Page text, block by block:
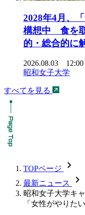
2028年4月、
構想中 食を
的・総合的に
2026.08.03 12:00
昭和女子大学
すべてを見る
TOPページ chevron_forward
最新ニュース chevron_forward
昭和女子大学キ
「女性がやりた